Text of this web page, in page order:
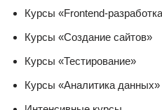
Курсы «Frontend-
Курсы «Создание сайтов»
Курсы «Тестирование»
Курсы «Аналитика данных»